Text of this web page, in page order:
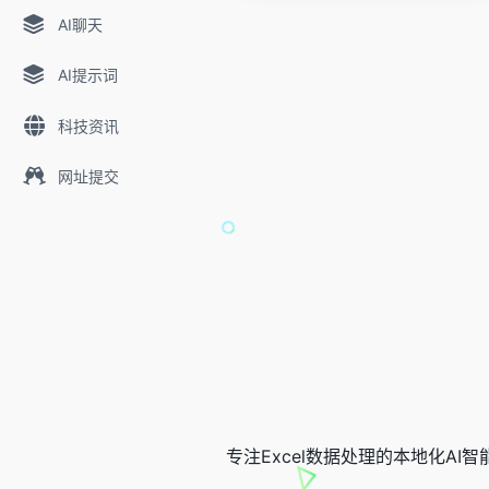
AI聊天
AI提示词
科技资讯
网址提交
专注Excel数据处理的本地化AI智